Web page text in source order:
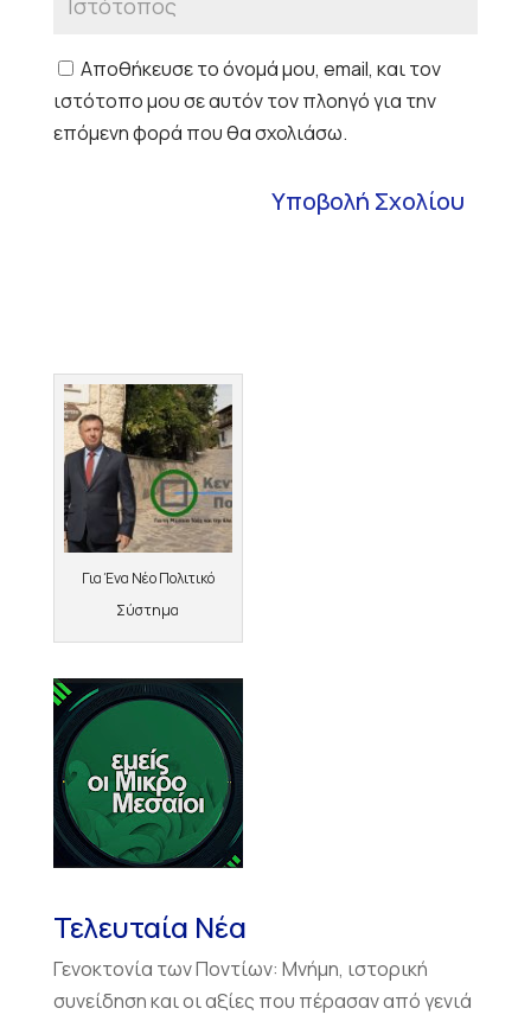
Αποθήκευσε το όνομά μου, email, και τον
ιστότοπο μου σε αυτόν τον πλοηγό για την
επόμενη φορά που θα σχολιάσω.
Για Ένα Νέο Πολιτικό
Σύστημα
Τελευταία Νέα
Γενοκτονία των Ποντίων: Μνήμη, ιστορική
συνείδηση και οι αξίες που πέρασαν από γενιά